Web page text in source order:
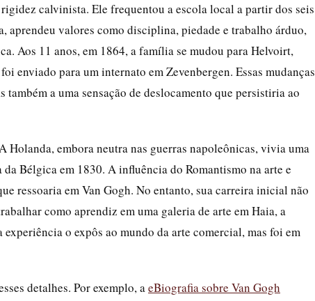
calvinista. Ele frequentou a escola local a partir dos seis
aprendeu valores como disciplina, piedade e trabalho árduo,
Aos 11 anos, em 1864, a família se mudou para Helvoirt,
enviado para um internato em Zevenbergen. Essas mudanças
a uma sensação de deslocamento que persistiria ao
Holanda, embora neutra nas guerras napoleônicas, vivia uma
Bélgica em 1830. A influência do Romantismo na arte e
ressoaria em Van Gogh. No entanto, sua carreira inicial não
como aprendiz em uma galeria de arte em Haia, a
o expôs ao mundo da arte comercial, mas foi em
detalhes. Por exemplo, aeBiografia sobre Van Gogh